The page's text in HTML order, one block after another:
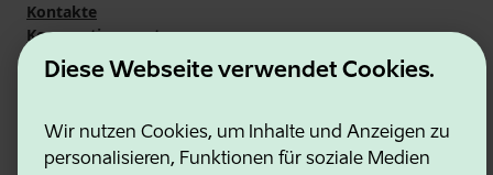
Diese Webseite verwendet Cookies.
Wir nutzen Cookies, um Inhalte und Anzeigen zu
personalisieren, Funktionen für soziale Medien
Kontakte
Kooperationspartner
Nutzungsbedingungen
Cookie- und Datenschutzrichtlinie